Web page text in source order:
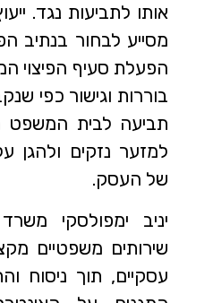
אותו לתביעות נגד.
מסייע לבחור בנתיב
הפעלת סעיף הפיצוי
בוררות וגישור כפי
תביעה לבית
למזער נזקים ולהגן
של העסק.
יניב ימפולסקי
שירותים משפטיים
עסקיים, תוך ניסוח